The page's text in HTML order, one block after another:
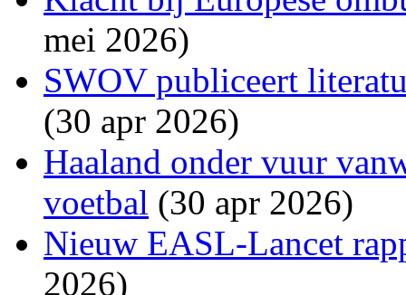
mei 2026)
SWOV publiceert
(30 apr 2026)
Haaland onder vuur
voetbal (30 apr 2026)
Nieuw EASL-Lancet
2026)